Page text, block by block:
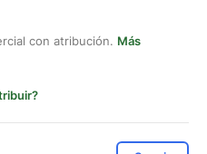
con atribución. Más